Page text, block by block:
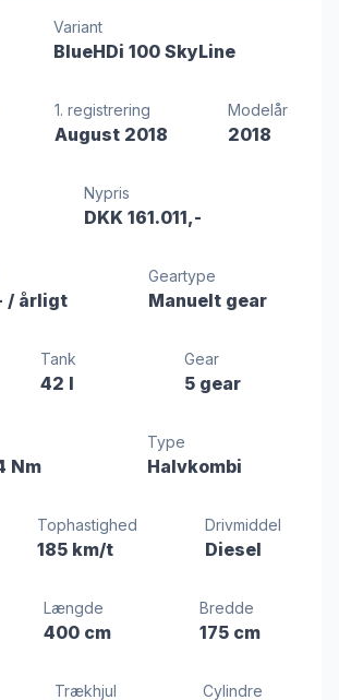
Variant
BlueHDi 100 SkyLine
1. registrering
August 2018
Modelår
2018
Nypris
DKK 161.011,-
/ årligt
Geartype
Manuelt gear
Tank
42 l
Gear
5 gear
Nm
Type
Halvkombi
Tophastighed
185 km/t
Drivmiddel
Diesel
Længde
400 cm
Bredde
175 cm
Trækhjul Cylindre